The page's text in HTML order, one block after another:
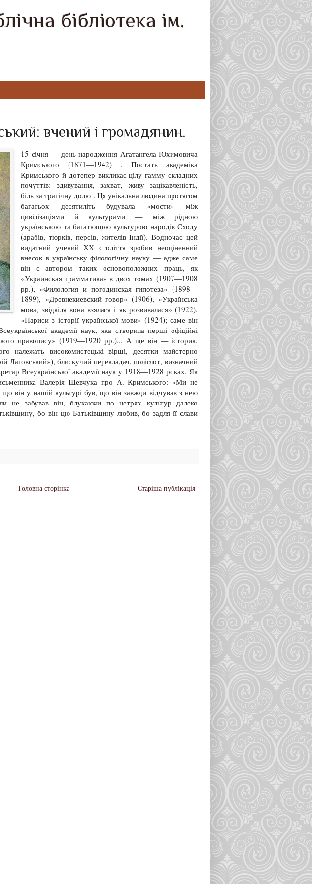
бібліотека ім.
вчений і громадянин.
15 січня — день народження Агатангела Юхимовича
Кримського (1871—1942) . Постать академіка
Кримського й дотепер викликає цілу гамму складних
почуттів: здивування, захват, живу зацікавленість,
біль за трагічну долю . Ця унікальна людина протягом
багатьох десятиліть будувала «мости» між
цивілізаціями й культурами — між рідною
українською та багатющою культурою народів Сходу
(арабів, тюрків, персів, жителів Індії). Водночас цей
видатний учений ХХ століття зробив неоціненний
внесок в українську філологічну науку — адже саме
він є автором таких основоположних праць, як
«Украинская грамматика» в двох томах (1907—1908
рр.), «Филология и погодинская гипотеза» (1898—
1899), «Древнекиевский говор» (1906), «Українська
мова, звідкіля вона взялася і як розвивалася» (1922),
«Нариси з історії української мови» (1924); саме він
академії наук, яка створила перші офіційні
правопису» (1919—1920 рр.)... А ще він — історик,
належать високомистецькі вірші, десятки майстерно
Лаговський»), блискучий перекладач, поліглот, визначний
Всеукраїнської академії наук у 1918—1928 роках. Як
Валерія Шевчука про А. Кримського: «Ми не
він у нашій культурі був, що він завжди відчував з нею
не забував він, блукаючи по нетрях культур далеко
бо він цю Батьківщину любив, бо задля її слави
Старіша публікація
Головна сторінка